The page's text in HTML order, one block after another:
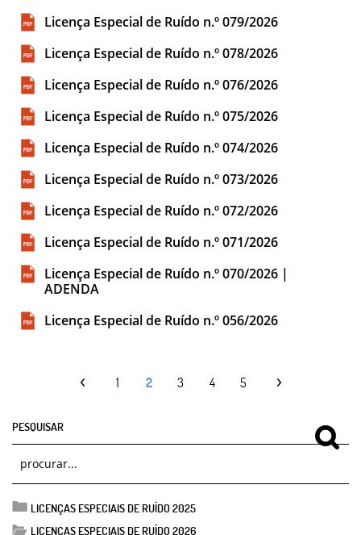
Licença Especial de Ruído n.º 079/2026
Licença Especial de Ruído n.º 078/2026
Licença Especial de Ruído n.º 076/2026
Licença Especial de Ruído n.º 075/2026
Licença Especial de Ruído n.º 074/2026
Licença Especial de Ruído n.º 073/2026
Licença Especial de Ruído n.º 072/2026
Licença Especial de Ruído n.º 071/2026
Licença Especial de Ruído n.º 070/2026 |
ADENDA
Licença Especial de Ruído n.º 056/2026
1 2 3 4 5
PESQUISAR
LICENÇAS ESPECIAIS DE RUÍDO 2025
LICENÇAS ESPECIAIS DE RUÍDO 2026